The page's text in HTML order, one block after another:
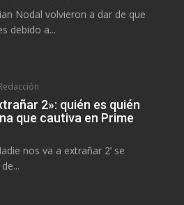
Nodal volvieron a dar de que
debido a...
2»: quién es quién
que cautiva en Prime
nos va a extrañar 2’ se